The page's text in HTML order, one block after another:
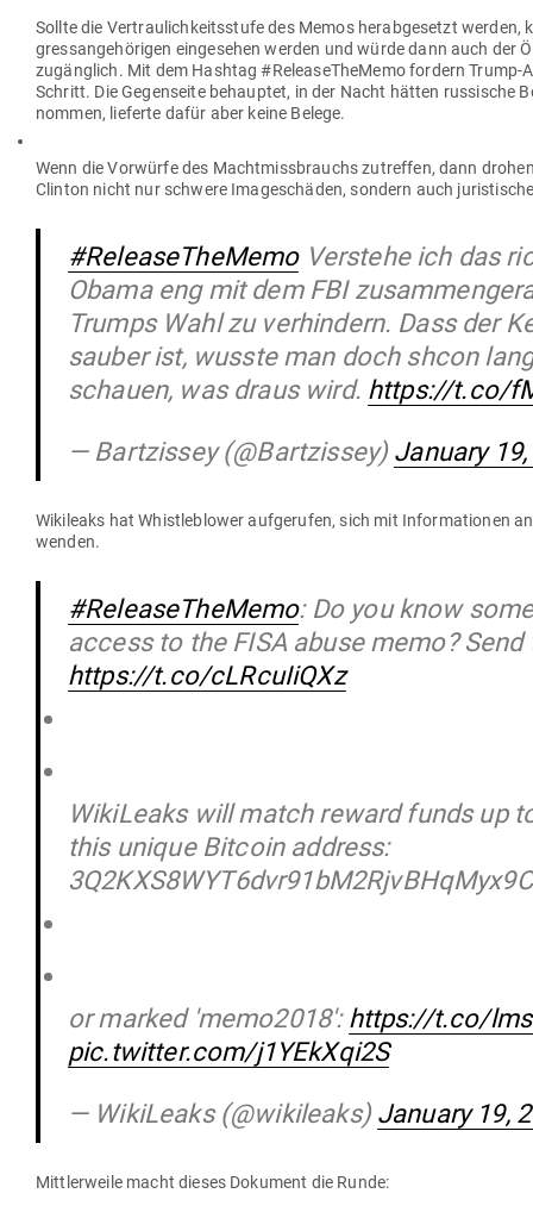
Sollte die Ver­trau­lich­keits­stufe des Memos her­ab­ge­setzt werden,
gress­an­ge­hö­rigen ein­ge­sehen werden und würde dann auch der
zugänglich. Mit dem Hashtag #Release­TheMemo fordern Trump-
Schritt. Die Gegen­seite behauptet, in der Nacht hätten rus­sische
nommen, lie­ferte dafür aber keine Belege.
Wenn die Vor­würfe des Macht­miss­brauchs zutreffen, dann
Clinton nicht nur schwere Image­schäden, sondern auch
#ReleaseTheMemoVerstehe ich das
Obama eng mit dem FBI
Trumps Wahl zu verhindern. Dass der
sauber ist, wusste man doch shcon
schauen, was draus wird. https://t.co/
— Bartzissey (@Bartzissey) January
Wiki­leaks hat Whist­le­b­lower auf­ge­rufen, sich mit Infor­ma­tionen
wenden.
#ReleaseTheMemo: Do you know
access to the FISA abuse memo? Send
https://t.co/cLRcuIiQXz
WikiLeaks will match reward funds up
this unique Bitcoin address:
or marked 'memo2018': https://t.co/
pic.twitter.com/j1YEkXqi2S
— WikiLeaks (@wikileaks) January 19,
Mitt­ler­weile macht dieses Dokument die Runde: